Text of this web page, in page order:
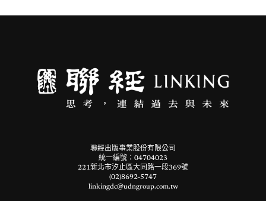
聯經出版事業股份有限公司
統一編號：04704023
221新北市汐止區大同路一段369號
(02)8692-5747
linkingdc@udngroup.com.tw